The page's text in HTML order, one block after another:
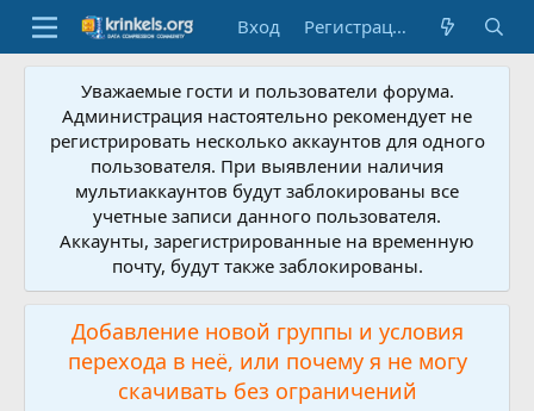
Вход Регистрация
Уважаемые гости и пользователи форума.
Администрация настоятельно рекомендует не
регистрировать несколько аккаунтов для одного
пользователя. При выявлении наличия
мультиаккаунтов будут заблокированы все
учетные записи данного пользователя.
Аккаунты, зарегистрированные на временную
почту, будут также заблокированы.
Добавление новой группы и условия
перехода в неё, или почему я не могу
скачивать без ограничений